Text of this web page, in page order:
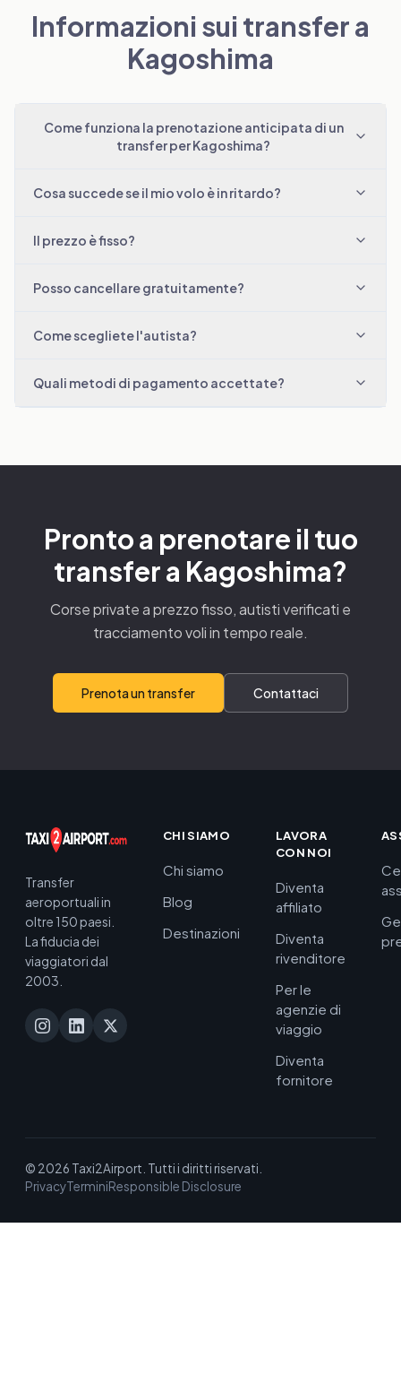
Informazioni sui transfer a
Kagoshima
Come funziona la prenotazione anticipata di un
transfer per Kagoshima?
Cosa succede se il mio volo è in ritardo?
Il prezzo è fisso?
Posso cancellare gratuitamente?
Come scegliete l'autista?
Quali metodi di pagamento accettate?
Pronto a prenotare il tuo
transfer a Kagoshima?
Corse private a prezzo fisso, autisti verificati e
tracciamento voli in tempo reale.
Prenota un transfer Contattaci
Transfer
aeroportuali in
oltre 150 paesi.
La fiducia dei
viaggiatori dal
2003.
CHI SIAMO
Chi siamo
Blog
Destinazioni
LAVORA
CON NOI
Diventa
affiliato
Diventa
rivenditore
Per le
agenzie di
viaggio
Diventa
fornitore
© 2026 Taxi2Airport. Tutti i diritti riservati.
PrivacyTerminiResponsible Disclosure